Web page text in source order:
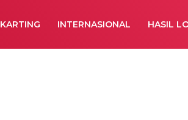
KARTING INTERNASIONAL HASIL